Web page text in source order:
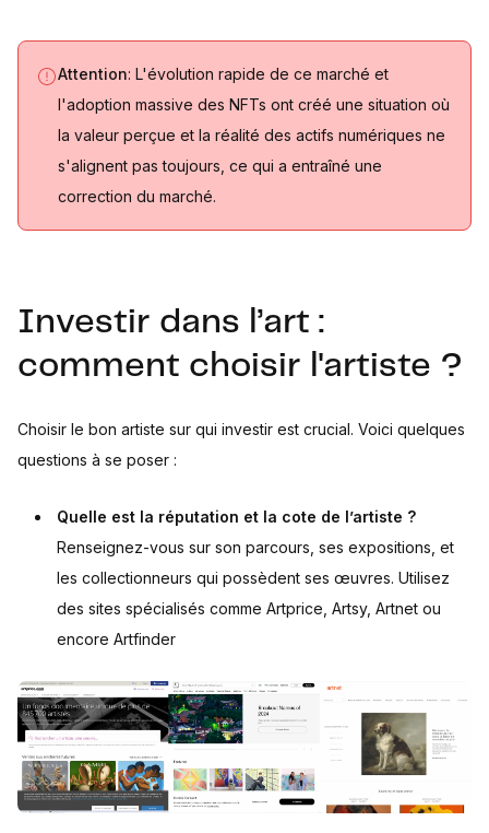
Attention: L'évolution rapide de ce marché et
l'adoption massive des NFTs ont créé une situation où
la valeur perçue et la réalité des actifs numériques ne
s'alignent pas toujours, ce qui a entraîné une
correction du marché.
Investir dans l’art :
comment choisir l'artiste ?
Choisir le bon artiste sur qui investir est crucial. Voici quelques
questions à se poser :
Quelle est la réputation et la cote de l’artiste ?
Renseignez-vous sur son parcours, ses expositions, et
les collectionneurs qui possèdent ses œuvres. Utilisez
des sites spécialisés comme Artprice, Artsy, Artnet ou
encore Artfinder